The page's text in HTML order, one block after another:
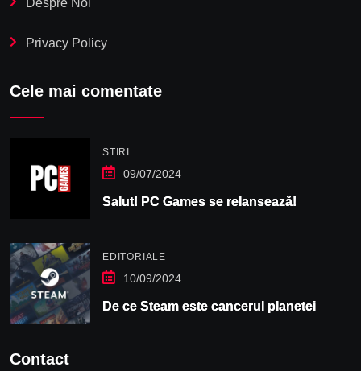
Privacy Policy
Cele mai comentate
STIRI
09/07/2024
Salut! PC Games se relansează!
EDITORIALE
10/09/2024
De ce Steam este cancerul planetei
Contact